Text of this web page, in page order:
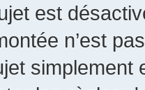
est
n’est